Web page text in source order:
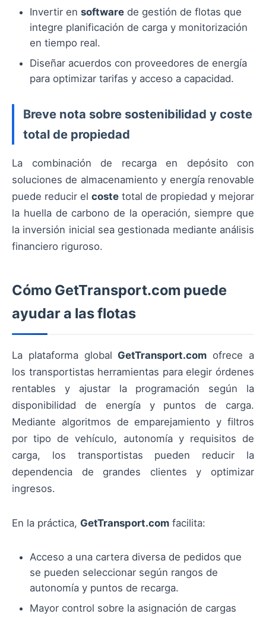
Invertir en software de gestión de flotas que
integre planificación de carga y monitorización
en tiempo real.
Diseñar acuerdos con proveedores de energía
para optimizar tarifas y acceso a capacidad.
Breve nota sobre sostenibilidad y coste
total de propiedad
La combinación de recarga en depósito con
soluciones de almacenamiento y energía renovable
puede reducir el coste total de propiedad y mejorar
la huella de carbono de la operación, siempre que
la inversión inicial sea gestionada mediante análisis
financiero riguroso.
Cómo GetTransport.com puede
ayudar a las flotas
La plataforma global GetTransport.com ofrece a
los transportistas herramientas para elegir órdenes
rentables y ajustar la programación según la
disponibilidad de energía y puntos de carga.
Mediante algoritmos de emparejamiento y filtros
por tipo de vehículo, autonomía y requisitos de
carga, los transportistas pueden reducir la
dependencia de grandes clientes y optimizar
ingresos.
En la práctica, GetTransport.com facilita:
Acceso a una cartera diversa de pedidos que
se pueden seleccionar según rangos de
autonomía y puntos de recarga.
Mayor control sobre la asignación de cargas